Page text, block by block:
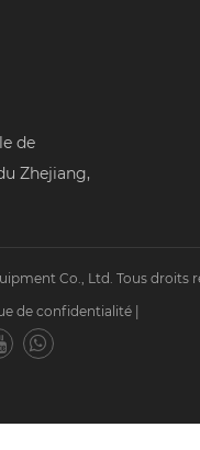
de
Zhejiang,
Co., Ltd. Tous droits
de confidentialité